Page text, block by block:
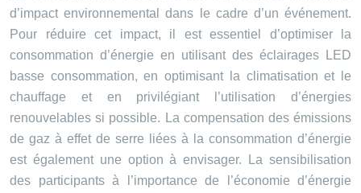
d’impact environnemental dans le cadre d’un événement.
Pour réduire cet impact, il est essentiel d’optimiser la
consommation d’énergie en utilisant des éclairages LED
basse consommation, en optimisant la climatisation et le
chauffage et en privilégiant l’utilisation d’énergies
renouvelables si possible. La compensation des émissions
de gaz à effet de serre liées à la consommation d’énergie
est également une option à envisager. La sensibilisation
des participants à l’importance de l’économie d’énergie